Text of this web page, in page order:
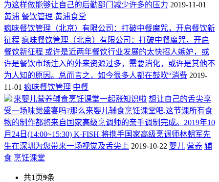
为这样做能够让自己的后勤部门减少许多的压力 2019-11-01
黄浦 餐饮管理 黄浦食堂
疯味餐饮管理（北京）有限公司：打破中餐魔咒，开启餐饮新
征程 疯味餐饮管理（北京）有限公司：打破中餐魔咒，开启
餐饮新征程 或许是近两年餐饮行业发展的太快招人嫉妒，或
许是餐饮市场注入的外来资源过多，需要消化，或许是其他不
为人知的原因。总而言之，如今很多人都在鼓吹“消费 2019-
11-01 疯味餐饮管理 中餐
来婴儿营养辅食烹饪课堂一起涨知识啦 想让自己的舌尖享
受一场味觉盛宴吗?那么来婴儿辅食烹饪课堂吧,这节课所有食
物的制作都将来自国家高级烹调师的亲手调制完成。2019年10
月24日(14:00~15:30) K·FISH 将携手国家高级烹调师林朝军先
生在深圳为您带来一场视觉及舌尖上 2019-10-22 婴儿 营养 辅
食 烹饪课堂
共1页9条